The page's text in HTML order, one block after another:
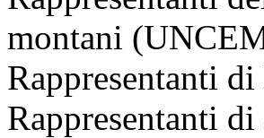
montani
Rappresentanti
Rappresentanti